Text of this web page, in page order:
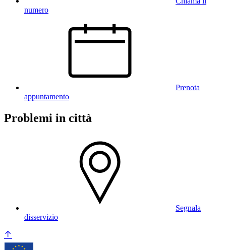
numero
Prenota
appuntamento
Problemi in città
Segnala
disservizio